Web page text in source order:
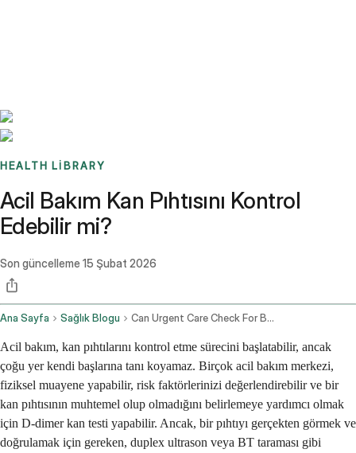
HEALTH LIBRARY
Acil Bakım Kan Pıhtısını Kontrol
Edebilir mi?
Son güncelleme 15 Şubat 2026
Ana Sayfa Sağlık Blogu Can Urgent Care Check For Blood Clots
Acil bakım, kan pıhtılarını kontrol etme sürecini başlatabilir, ancak
çoğu yer kendi başlarına tanı koyamaz. Birçok acil bakım merkezi,
fiziksel muayene yapabilir, risk faktörlerinizi değerlendirebilir ve bir
kan pıhtısının muhtemel olup olmadığını belirlemeye yardımcı olmak
için D-dimer kan testi yapabilir. Ancak, bir pıhtıyı gerçekten görmek ve
doğrulamak için gereken, duplex ultrason veya BT taraması gibi